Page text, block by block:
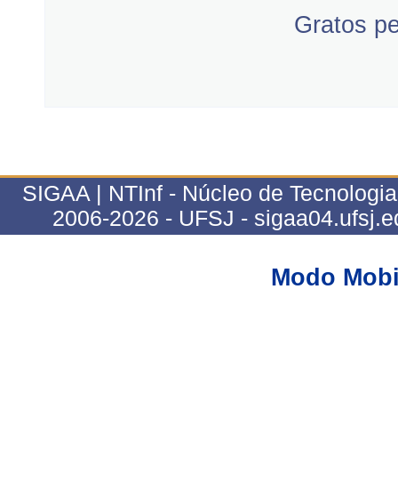
Gratos
SIGAA | NTInf - Núcleo de
2006-2026 - UFSJ -
Modo